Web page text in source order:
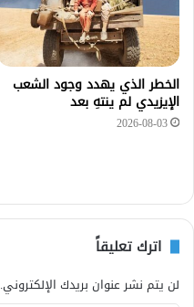
الخطر الذي يهدد وجود الشعب
الإيزيدي لم ينتهِ بعد
2026-08-03
اترك تعليقاً
لن يتم نشر عنوان بريدك الإلكتروني.